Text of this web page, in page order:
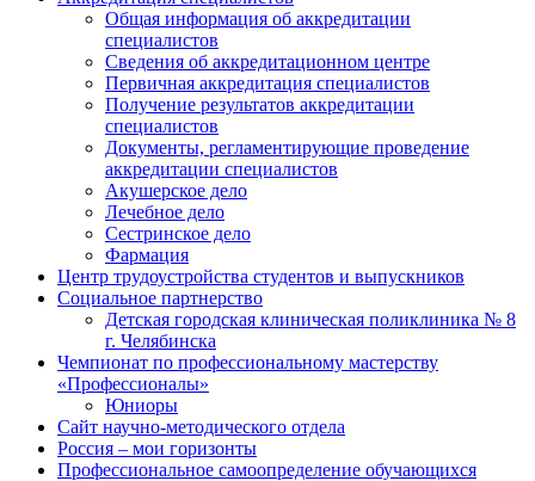
Общая информация об аккредитации
специалистов
Сведения об аккредитационном центре
Первичная аккредитация специалистов
Получение результатов аккредитации
специалистов
Документы, регламентирующие проведение
аккредитации специалистов
Акушерское дело
Лечебное дело
Сестринское дело
Фармация
Центр трудоустройства студентов и выпускников
Социальное партнерство
Детская городская клиническая поликлиника № 8
г. Челябинска
Чемпионат по профессиональному мастерству
«Профессионалы»
Юниоры
Сайт научно-методического отдела
Россия – мои горизонты
Профессиональное самоопределение обучающихся